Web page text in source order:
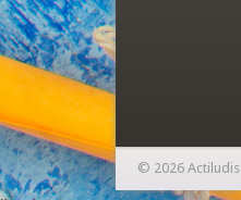
© 2026 Actiludis